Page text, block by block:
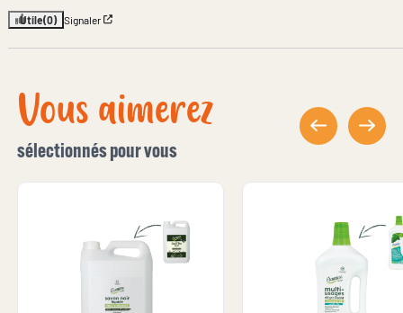
Utile(0) Signaler
Vous aimerez
sélectionnés pour vous